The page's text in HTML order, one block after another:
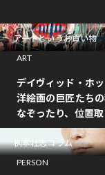
アートというお買い物
ART
デイヴィッド・ホ
洋絵画の巨匠たち
なぞったり、位置
桝本壮志コラム
PERSON